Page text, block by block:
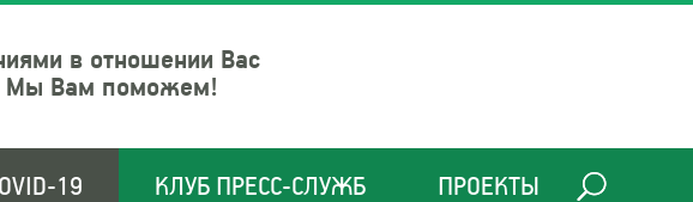
в отношении Вас
Мы Вам поможем!
19 КЛУБ ПРЕСС-СЛУЖБ ПРОЕКТЫ